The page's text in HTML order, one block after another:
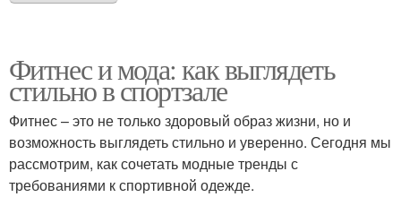
Фитнес и мода: как выглядеть
стильно в спортзале
Фитнес – это не только здоровый образ жизни, но и
возможность выглядеть стильно и уверенно. Сегодня мы
рассмотрим, как сочетать модные тренды с
требованиями к спортивной одежде.